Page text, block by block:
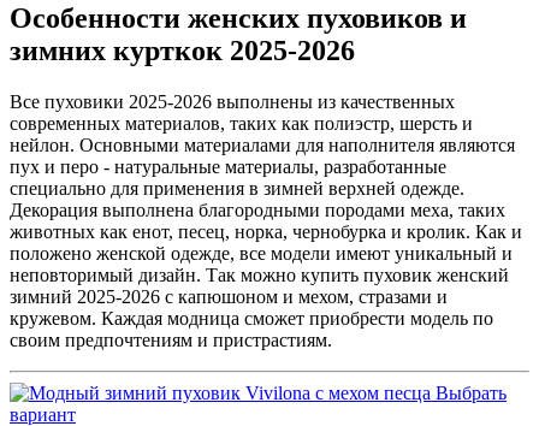
Особенности женских пуховиков и
зимних курткок 2025-2026
Все пуховики 2025-2026 выполнены из качественных
современных материалов, таких как полиэстр, шерсть и
нейлон. Основными материалами для наполнителя являются
пух и перо - натуральные материалы, разработанные
специально для применения в зимней верхней одежде.
Декорация выполнена благородными породами меха, таких
животных как енот, песец, норка, чернобурка и кролик. Как и
положено женской одежде, все модели имеют уникальный и
неповторимый дизайн. Так можно купить пуховик женский
зимний 2025-2026 с капюшоном и мехом, стразами и
кружевом. Каждая модница сможет приобрести модель по
своим предпочтениям и пристрастиям.
Выбрать
вариант